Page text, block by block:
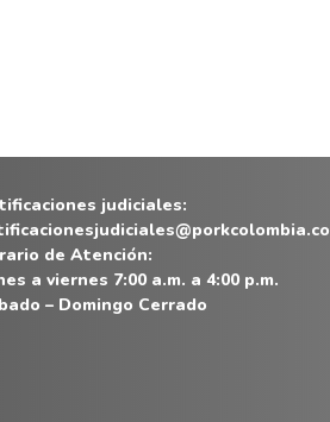
judiciales:
de Atención:
a viernes 7:00 a.m. a 4:00 p.m.
– Domingo Cerrado